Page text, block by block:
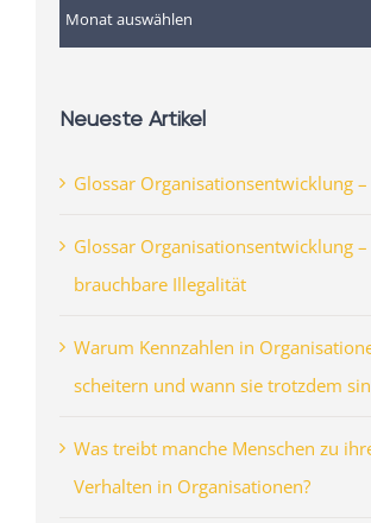
Archiv
Neueste Artikel
Glossar Organisationsentwicklung
Glossar Organisationsentwicklung –
brauchbare Illegalität
Warum Kennzahlen in
scheitern und wann sie trotzdem
Was treibt manche Menschen zu
Verhalten in Organisationen?